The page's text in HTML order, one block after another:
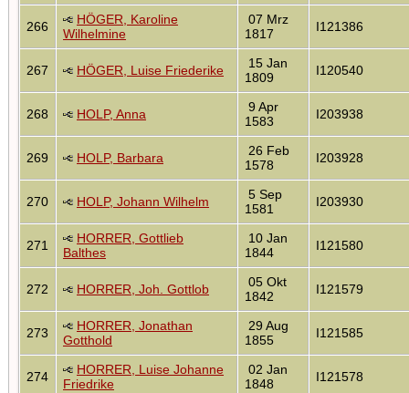
266
HÖGER, Karoline
Wilhelmine
07 Mrz
1817
I121386
267 HÖGER, Luise Friederike
15 Jan
1809
I120540
268 HOLP, Anna
9 Apr
1583
I203938
269 HOLP, Barbara
26 Feb
1578
I203928
270 HOLP, Johann Wilhelm
5 Sep
1581
I203930
271
HORRER, Gottlieb
Balthes
10 Jan
1844
I121580
272 HORRER, Joh. Gottlob
05 Okt
1842
I121579
273
HORRER, Jonathan
Gotthold
29 Aug
1855
I121585
274
HORRER, Luise Johanne
Friedrike
02 Jan
1848
I121578